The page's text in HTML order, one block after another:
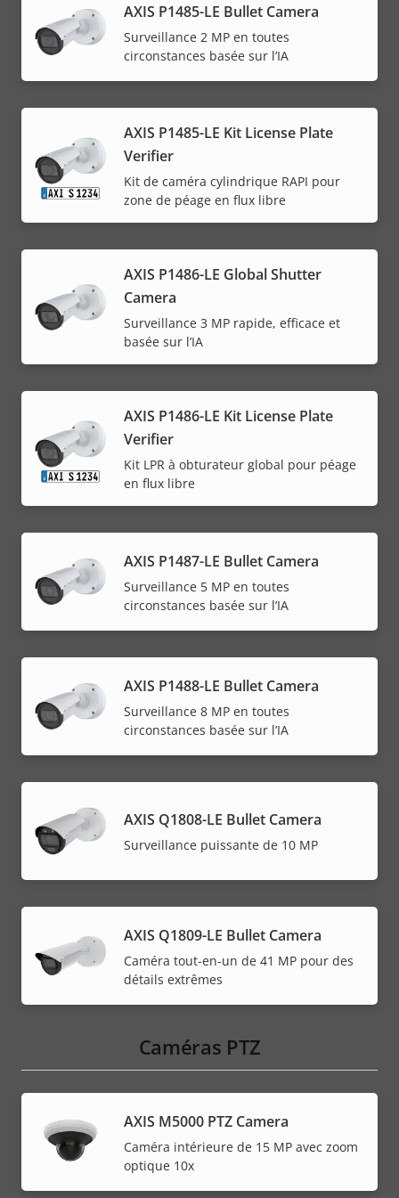
AXIS P1485-LE Bullet Camera
Surveillance 2 MP en toutes
circonstances basée sur l’IA
AXIS P1485-LE Kit License Plate
Verifier
Kit de caméra cylindrique RAPI pour
zone de péage en flux libre
AXIS P1486-LE Global Shutter
Camera
Surveillance 3 MP rapide, efficace et
basée sur l’IA
AXIS P1486-LE Kit License Plate
Verifier
Kit LPR à obturateur global pour péage
en flux libre
AXIS P1487-LE Bullet Camera
Surveillance 5 MP en toutes
circonstances basée sur l’IA
AXIS P1488-LE Bullet Camera
Surveillance 8 MP en toutes
circonstances basée sur l’IA
AXIS Q1808-LE Bullet Camera
Surveillance puissante de 10 MP
AXIS Q1809-LE Bullet Camera
Caméra tout-en-un de 41 MP pour des
détails extrêmes
Caméras PTZ
AXIS M5000 PTZ Camera
Caméra intérieure de 15 MP avec zoom
optique 10x